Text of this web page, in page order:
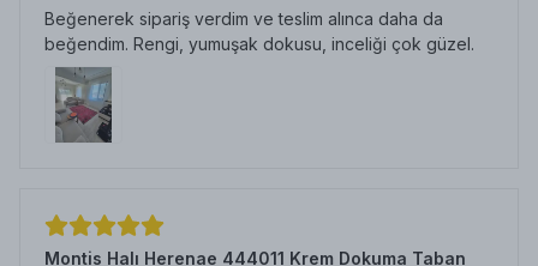
Beğenerek sipariş verdim ve teslim alınca daha da
beğendim. Rengi, yumuşak dokusu, inceliği çok güzel.
Montis Halı Herenae 444011 Krem Dokuma Taban